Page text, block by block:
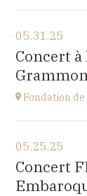
Cuse-et-
(25680)
at20H
05.31.25
Concert
Fondation
Fondation
205 rue de
at14H
05.25.25
Concert